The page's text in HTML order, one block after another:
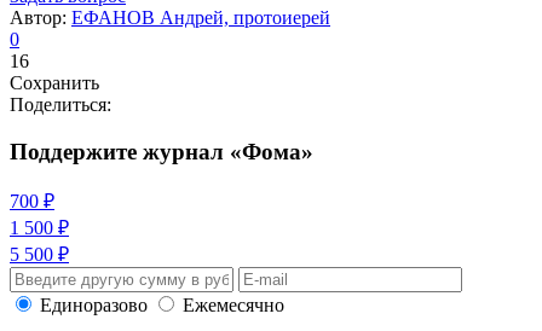
Автор: ЕФАНОВ Андрей, протоиерей
0
16
Сохранить
Поделиться:
Поддержите журнал «Фома»
700 ₽
1 500 ₽
5 500 ₽
Единоразово
Ежемесячно